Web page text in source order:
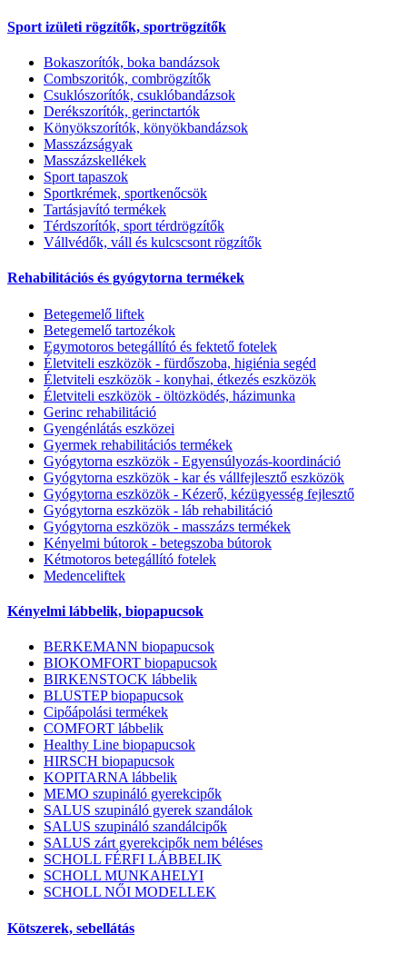
Sport izületi rögzítők, sportrögzítők
Bokaszorítók, boka bandázsok
Combszoritók, combrögzítők
Csuklószorítók, csuklóbandázsok
Derékszorítók, gerinctartók
Könyökszorítók, könyökbandázsok
Masszázságyak
Masszázskellékek
Sport tapaszok
Sportkrémek, sportkenőcsök
Tartásjavító termékek
Térdszorítók, sport térdrögzítők
Vállvédők, váll és kulcscsont rögzítők
Rehabilitációs és gyógytorna termékek
Betegemelő liftek
Betegemelő tartozékok
Egymotoros betegállító és fektető fotelek
Életviteli eszközök - fürdőszoba, higiénia segéd
Életviteli eszközök - konyhai, étkezés eszközök
Életviteli eszközök - öltözködés, házimunka
Gerinc rehabilitáció
Gyengénlátás eszközei
Gyermek rehabilitációs termékek
Gyógytorna eszközök - Egyensúlyozás-koordináció
Gyógytorna eszközök - kar és vállfejlesztő eszközök
Gyógytorna eszközök - Kézerő, kézügyesség fejlesztő
Gyógytorna eszközök - láb rehabilitáció
Gyógytorna eszközök - masszázs termékek
Kényelmi bútorok - betegszoba bútorok
Kétmotoros betegállító fotelek
Medenceliftek
Kényelmi lábbelik, biopapucsok
BERKEMANN biopapucsok
BIOKOMFORT biopapucsok
BIRKENSTOCK lábbelik
BLUSTEP biopapucsok
Cipőápolási termékek
COMFORT lábbelik
Healthy Line biopapucsok
HIRSCH biopapucsok
KOPITARNA lábbelik
MEMO szupináló gyerekcipők
SALUS szupináló gyerek szandálok
SALUS szupináló szandálcipők
SALUS zárt gyerekcipők nem béléses
SCHOLL FÉRFI LÁBBELIK
SCHOLL MUNKAHELYI
SCHOLL NŐI MODELLEK
Kötszerek, sebellátás